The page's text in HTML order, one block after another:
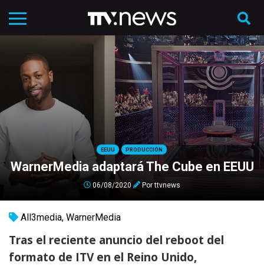
EEUU PRODUCCIÓN
WarnerMedia adaptará The Cube en EEUU
06/08/2020 Porttvnews
All3media, WarnerMedia
Tras el reciente anuncio del reboot del
formato de ITV en el Reino Unido,